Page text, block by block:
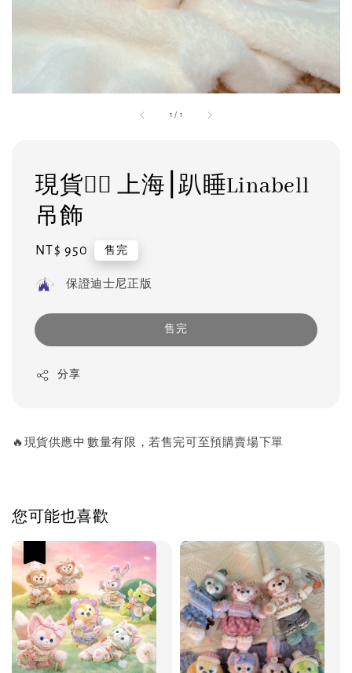
1 / 1
現貨❤️‍🔥 上海⎮趴睡Linabell
吊飾
Regular
NT$ 950 售完
保證迪士尼正版
售完
分享
🔥現貨供應中 數量有限，若售完可至預購賣場下單
您可能也喜歡